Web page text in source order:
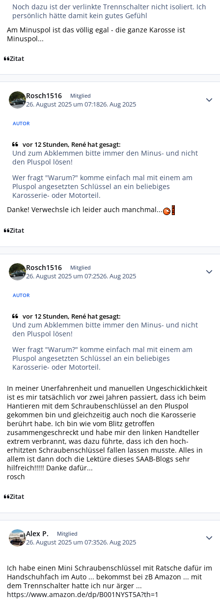
Noch dazu ist der verlinkte Trennschalter nicht isoliert. Ich
persönlich hätte damit kein gutes Gefühl
Am Minuspol ist das völlig egal - die ganze Karosse ist
Minuspol...
Zitat
Rosch1516 Mitglied
26. August 2025 um 07:1826. Aug 2025
AUTOR
vor 12 Stunden, René hat gesagt:
Und zum Abklemmen bitte immer den Minus- und nicht
den Pluspol lösen!
Wer fragt "Warum?" komme einfach mal mit einem am
Pluspol angesetzten Schlüssel an ein beliebiges
Karosserie- oder Motorteil.
Danke! Verwechsle ich leider auch manchmal...
Zitat
Rosch1516 Mitglied
26. August 2025 um 07:2526. Aug 2025
AUTOR
vor 12 Stunden, René hat gesagt:
Und zum Abklemmen bitte immer den Minus- und nicht
den Pluspol lösen!
Wer fragt "Warum?" komme einfach mal mit einem am
Pluspol angesetzten Schlüssel an ein beliebiges
Karosserie- oder Motorteil.
In meiner Unerfahrenheit und manuellen Ungeschicklichkeit
ist es mir tatsächlich vor zwei Jahren passiert, dass ich beim
Hantieren mit dem Schraubenschlüssel an den Pluspol
gekommen bin und gleichzeitig auch noch die Karosserie
berührt habe. Ich bin wie vom Blitz getroffen
zusammengeschreckt und habe mir den linken Handteller
extrem verbrannt, was dazu führte, dass ich den hoch-
erhitzten Schraubenschlüssel fallen lassen musste. Alles in
allem ist dann doch die Lektüre dieses SAAB-Blogs sehr
hilfreich!!!!! Danke dafür...
rosch
Zitat
Alex P. Mitglied
26. August 2025 um 07:3526. Aug 2025
Ich habe einen Mini Schraubenschlüssel mit Ratsche dafür im
Handschuhfach im Auto ... bekommst bei zB Amazon ... mit
dem Trennschalter hatte ich nur ärger ...
https://www.amazon.de/dp/B001NYST5A?th=1